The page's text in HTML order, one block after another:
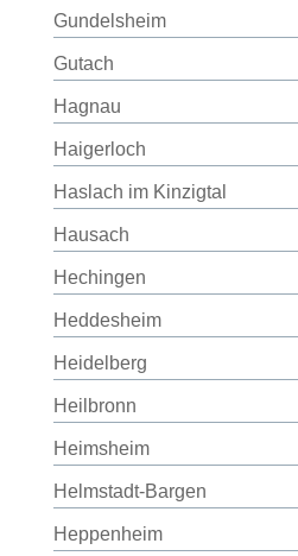
Gundelsheim
Gutach
Hagnau
Haigerloch
Haslach im Kinzigtal
Hausach
Hechingen
Heddesheim
Heidelberg
Heilbronn
Heimsheim
Helmstadt-Bargen
Heppenheim